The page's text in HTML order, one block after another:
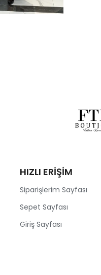
HIZLI ERİŞİM
Siparişlerim Sayfası
Sepet Sayfası
Giriş Sayfası